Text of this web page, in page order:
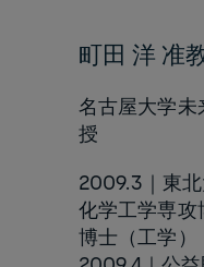
町田 洋 准
名古屋大学
授
2009.3｜東
化学工学専
博士（工学）